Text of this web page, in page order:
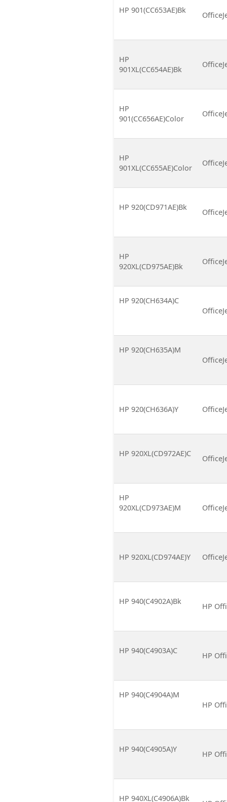
HP 901(CC653AE)Bk
HP
901XL(CC654AE)Bk
HP
901(CC656AE)Color
HP
901XL(CC655AE)Color
HP 920(CD971AE)Bk
HP
920XL(CD975AE)Bk
HP 920(CH634A)C
HP 920(CH635A)M
HP 920(CH636A)Y
HP 920XL(CD972AE)C
HP
920XL(CD973AE)M
HP 920XL(CD974AE)Y
HP 940(C4902A)Bk
HP
HP 940(C4903A)C
HP
HP 940(C4904A)M
HP
HP 940(C4905A)Y
HP
HP 940XL(C4906A)Bk